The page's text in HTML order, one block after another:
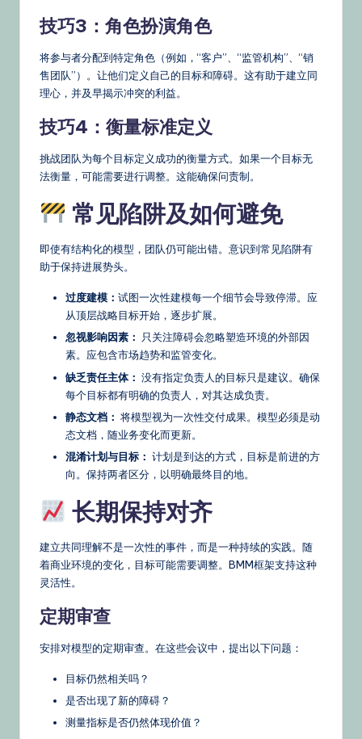
技巧3：角色扮演角色
将参与者分配到特定角色（例如，“客户”、“监管机构”、“销
售团队”）。让他们定义自己的目标和障碍。这有助于建立同
理心，并及早揭示冲突的利益。
技巧4：衡量标准定义
挑战团队为每个目标定义成功的衡量方式。如果一个目标无
法衡量，可能需要进行调整。这能确保问责制。
常见陷阱及如何避免
即使有结构化的模型，团队仍可能出错。意识到常见陷阱有
助于保持进展势头。
过度建模： 试图一次性建模每一个细节会导致停滞。应
从顶层战略目标开始，逐步扩展。
忽视影响因素： 只关注障碍会忽略塑造环境的外部因
素。应包含市场趋势和监管变化。
缺乏责任主体： 没有指定负责人的目标只是建议。确保
每个目标都有明确的负责人，对其达成负责。
静态文档： 将模型视为一次性交付成果。模型必须是动
态文档，随业务变化而更新。
混淆计划与目标： 计划是到达的方式，目标是前进的方
向。保持两者区分，以明确最终目的地。
长期保持对齐
建立共同理解不是一次性的事件，而是一种持续的实践。随
着商业环境的变化，目标可能需要调整。BMM框架支持这种
灵活性。
定期审查
安排对模型的定期审查。在这些会议中，提出以下问题：
目标仍然相关吗？
是否出现了新的障碍？
测量指标是否仍然体现价值？